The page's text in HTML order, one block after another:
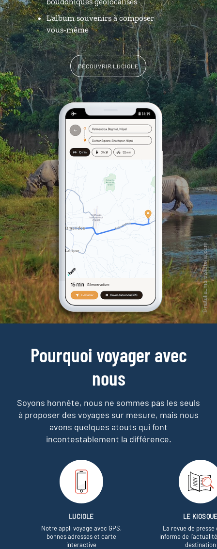
L'album souvenirs à composer
vous-même
DÉCOUVRIR LUCIOLE
Pourquoi voyager avec
nous
Soyons honnête, nous ne sommes pas les seuls
à proposer des voyages sur mesure, mais nous
avons quelques atouts qui font
incontestablement la différence.
LUCIOLE
Notre appli voyage avec GPS,
bonnes adresses et carte
interactive
LE
La revue de presse
informe de
destination